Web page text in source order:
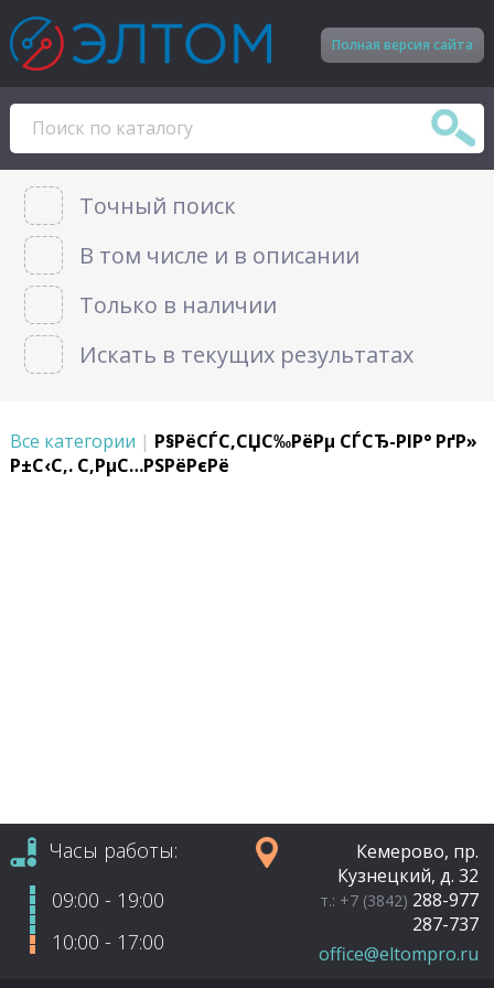
Полная версия сайта
Точный поиск
В том числе и в описании
Только в наличии
Искать в текущих результатах
Все категории | Р§РёСЃС‚СЏС‰РёРµ СЃСЂ-РІР° РґР»
Р±С‹С‚. С‚РµС…РЅРёРєРё
Часы работы:
09:00 - 19:00
10:00 - 17:00
Кемерово, пр.
Кузнецкий, д. 32
т.: +7 (3842) 288-977
287-737
office@eltompro.ru